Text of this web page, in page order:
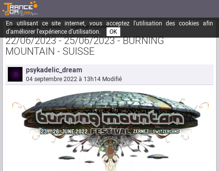
En utilisant ce site internet, vous acceptez l'utilisation des cookies afin
d'améliorer l'expérience d'utilisation.
OK
Trancegoa.org Forum ::. Agenda Festival
22/06/2023 - 25/06/2023 - BURNING
MOUNTAIN - SUISSE
psykadelic_dream
04 septembre 2022 à 13h14 Modifié